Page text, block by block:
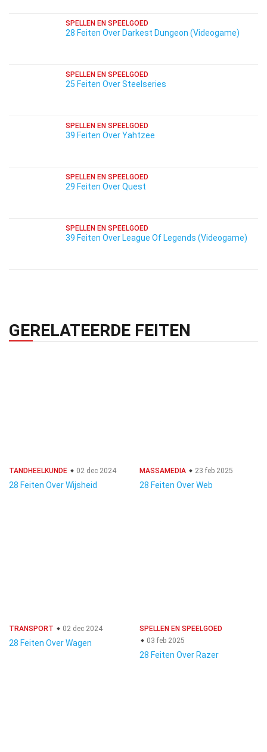
SPELLEN EN SPEELGOED
28 Feiten Over Darkest Dungeon (Videogame)
SPELLEN EN SPEELGOED
25 Feiten Over Steelseries
SPELLEN EN SPEELGOED
39 Feiten Over Yahtzee
SPELLEN EN SPEELGOED
29 Feiten Over Quest
SPELLEN EN SPEELGOED
39 Feiten Over League Of Legends (Videogame)
GERELATEERDE FEITEN
TANDHEELKUNDE 02 dec 2024
28 Feiten Over Wijsheid
MASSAMEDIA 23 feb 2025
28 Feiten Over Web
TRANSPORT 02 dec 2024
28 Feiten Over Wagen
SPELLEN EN SPEELGOED
03 feb 2025
28 Feiten Over Razer